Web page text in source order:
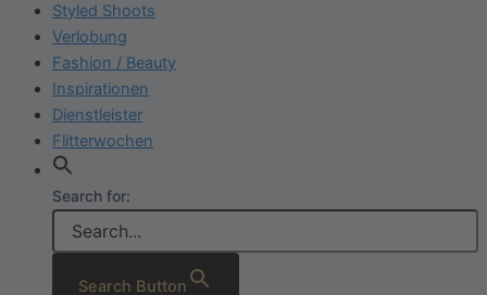
Styled Shoots
Verlobung
Fashion / Beauty
Inspirationen
Dienstleister
Flitterwochen
Search for:
Search Button